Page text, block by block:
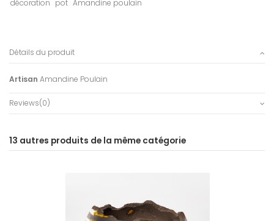
décoration pot Amandine poulain
Détails du produit
Artisan Amandine Poulain
Reviews(0)
13 autres produits de la même catégorie